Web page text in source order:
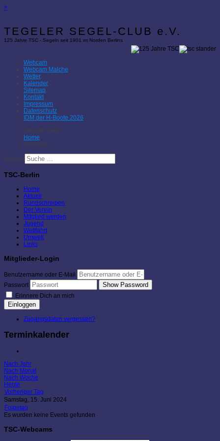
×
TEGELER SEGEL-CLUB e.V.
125 Jahre TSC - Segeln seit 1901 im Norden Berlins
Webcam
Webcam Malche
Wetter
Kalender
Sitemap
Kontakt
Impressum
Datenschutz
IDM der H-Boote 2026
Aktuelle Seite:
Home
Kalender
Suchen
TSC-Berlin
Home
Aktuell
Rundschreiben
Der Verein
Mitglied werden
Jugend
Wettfahrt
Umwelt
Links
Mitglieder-Login
Benutzername oder E-Mail
Passwort
Show Password
Erinnere Dich an mich
Einloggen
Zugangsdaten vergessen?
Terminkalender
Nach Jahr
Nach Monat
Nach Woche
Heute
Vorheriger Tag
Samstag, 15. Juni 2024
Folgetag
Es wurden keine Events gefunden
TSC-Webcams